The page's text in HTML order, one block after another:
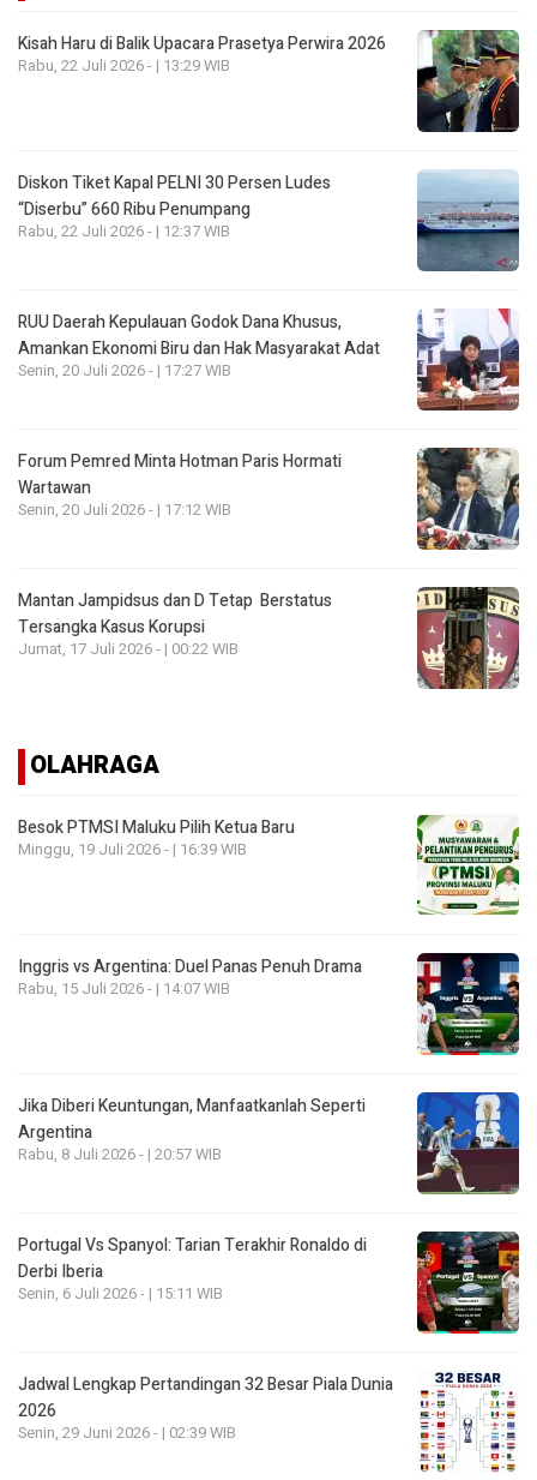
Kisah Haru di Balik Upacara Prasetya Perwira 2026
Rabu, 22 Juli 2026 - | 13:29 WIB
Diskon Tiket Kapal PELNI 30 Persen Ludes
“Diserbu” 660 Ribu Penumpang
Rabu, 22 Juli 2026 - | 12:37 WIB
RUU Daerah Kepulauan Godok Dana Khusus,
Amankan Ekonomi Biru dan Hak Masyarakat Adat
Senin, 20 Juli 2026 - | 17:27 WIB
Forum Pemred Minta Hotman Paris Hormati
Wartawan
Senin, 20 Juli 2026 - | 17:12 WIB
Mantan Jampidsus dan D Tetap Berstatus
Tersangka Kasus Korupsi
Jumat, 17 Juli 2026 - | 00:22 WIB
OLAHRAGA
Besok PTMSI Maluku Pilih Ketua Baru
Minggu, 19 Juli 2026 - | 16:39 WIB
Inggris vs Argentina: Duel Panas Penuh Drama
Rabu, 15 Juli 2026 - | 14:07 WIB
Jika Diberi Keuntungan, Manfaatkanlah Seperti
Argentina
Rabu, 8 Juli 2026 - | 20:57 WIB
Portugal Vs Spanyol: Tarian Terakhir Ronaldo di
Derbi Iberia
Senin, 6 Juli 2026 - | 15:11 WIB
Jadwal Lengkap Pertandingan 32 Besar Piala Dunia
2026
Senin, 29 Juni 2026 - | 02:39 WIB